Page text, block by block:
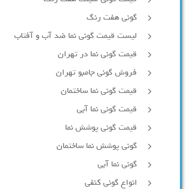
گونی هفت رنگ
لیست قیمت گونی نما ضد آب و آفتاب
قیمت گونی نما در تهران
فروش گونی جامبو تهران
قیمت گونی نما ساختمان
قیمت گونی نما آبی
قیمت گونی پوشش نما
گونی پوشش نما ساختمان
گونی نما آبی
انواع گونی کنفی